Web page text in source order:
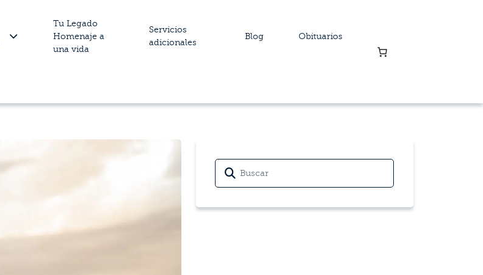
Tu Legado
Homenaje a
una vida
Servicios
adicionales
Blog Obituarios